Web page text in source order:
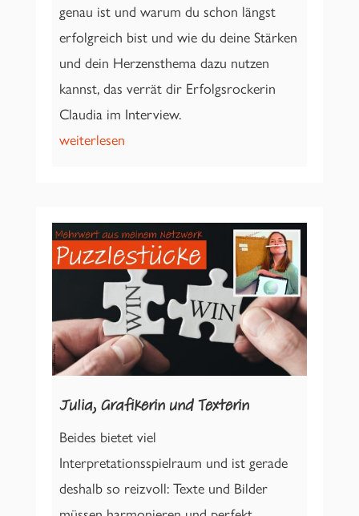
genau ist und warum du schon längst
erfolgreich bist und wie du deine Stärken
und dein Herzensthema dazu nutzen
kannst, das verrät dir Erfolgsrockerin
Claudia im Interview.
weiterlesen
Julia, Grafikerin und Texterin
Beides bietet viel
Interpretationsspielraum und ist gerade
deshalb so reizvoll: Texte und Bilder